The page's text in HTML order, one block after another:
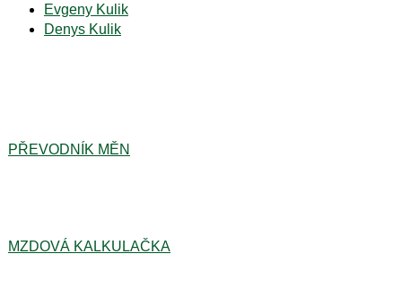
Evgeny Kulik
Denys Kulik
PŘEVODNÍK MĚN
MZDOVÁ KALKULAČKA